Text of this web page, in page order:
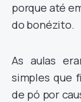
porque até
do bonézito.
As aulas
simples que
de pó por